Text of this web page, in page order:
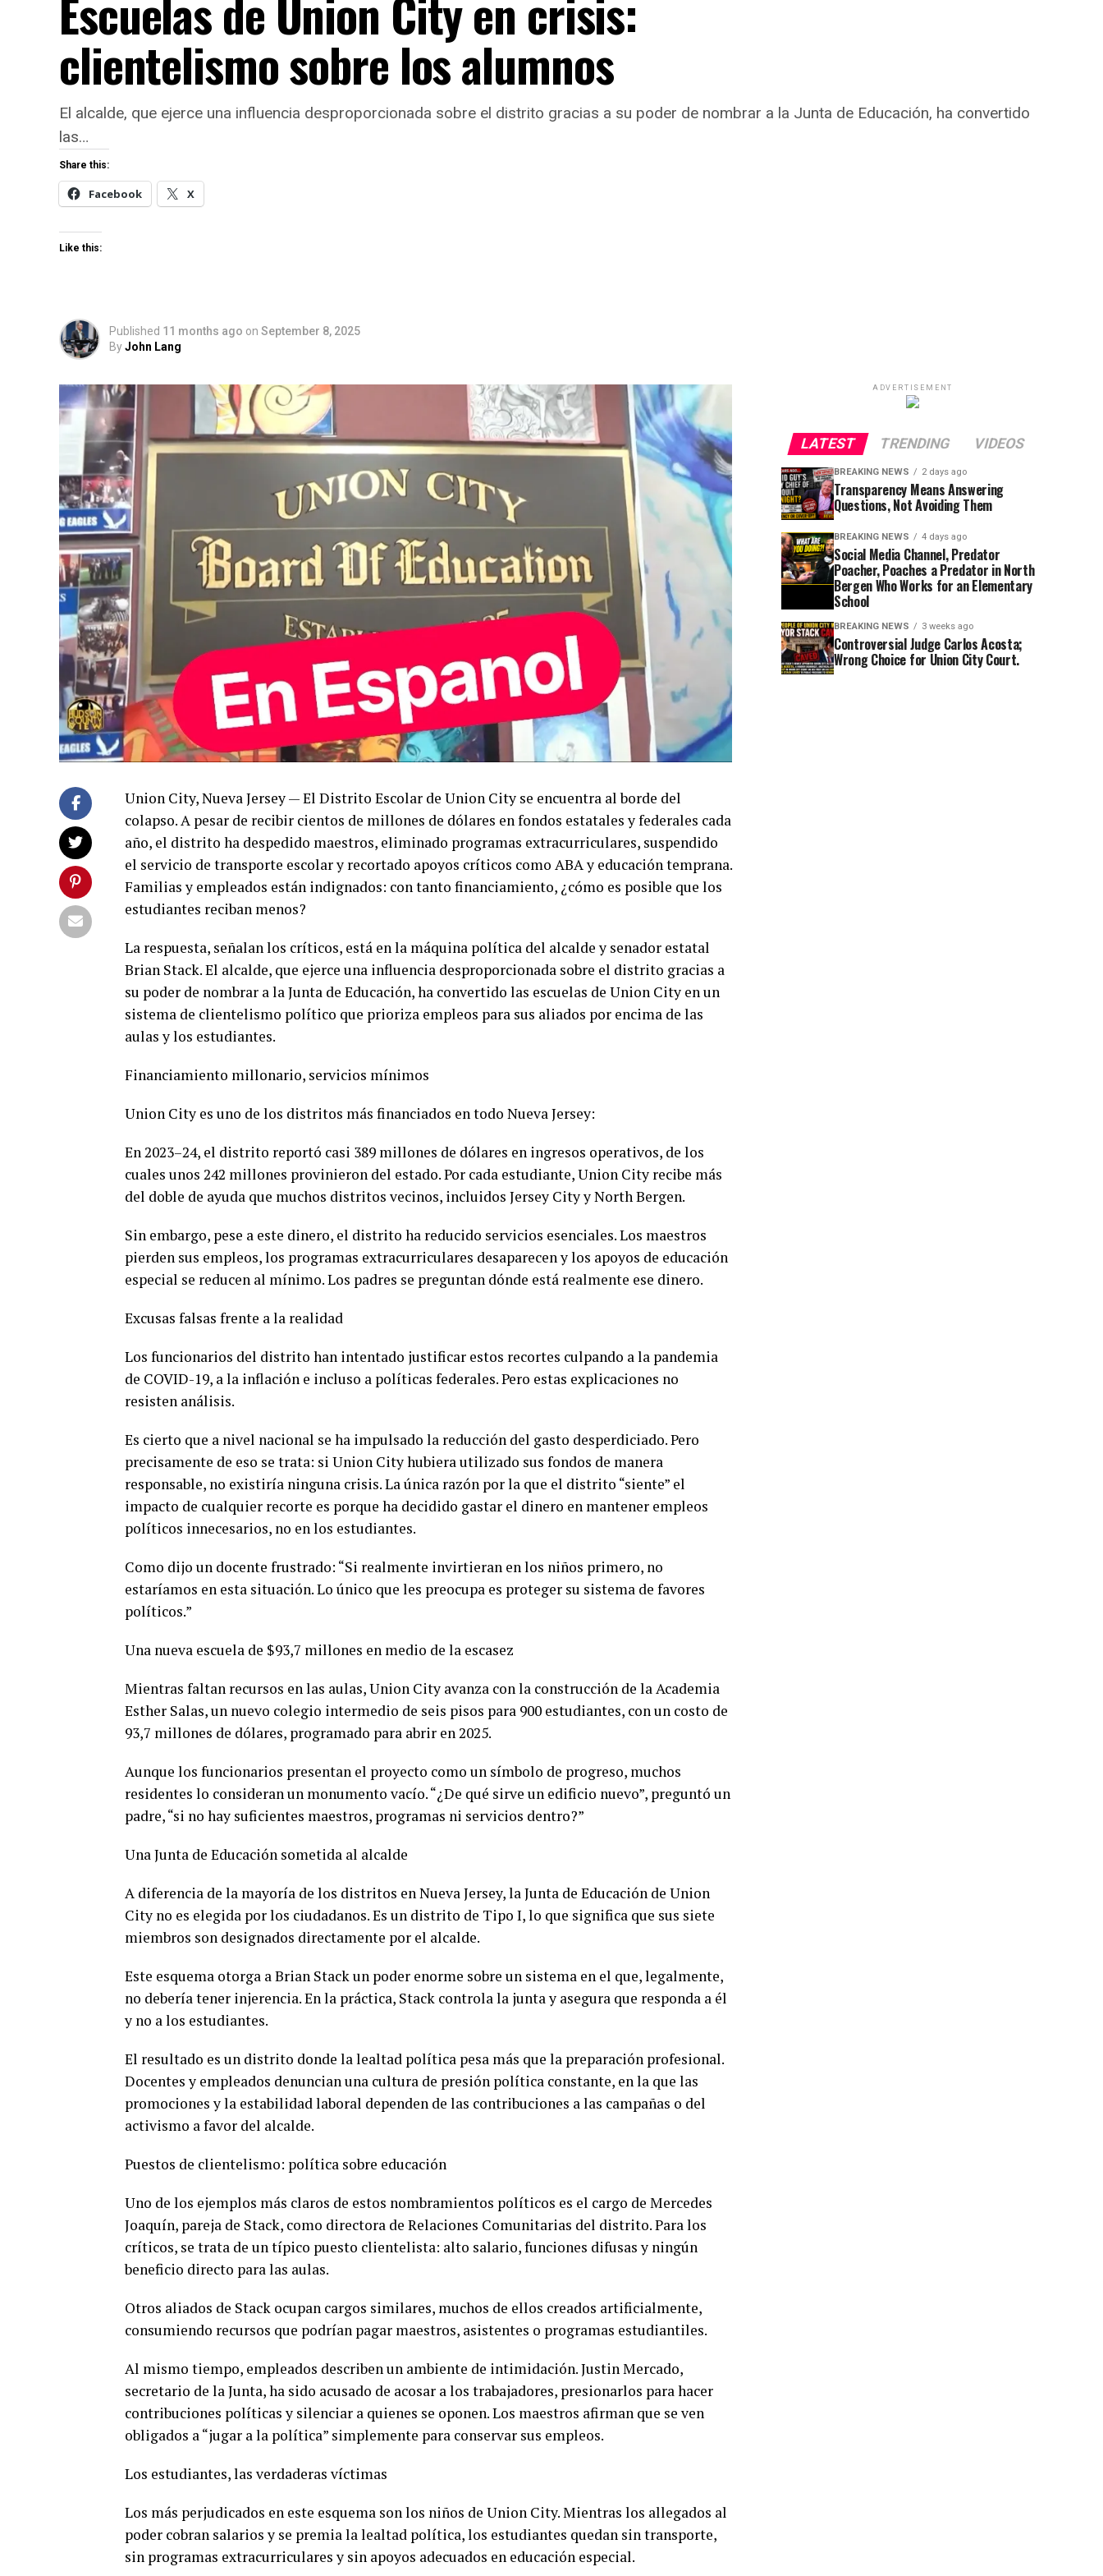
clientelismo sobre los alumnos
El alcalde, que ejerce una influencia desproporcionada sobre el distrito gracias a su poder de nombrar a la Junta de Educación, ha convertido
las…
Share this:
Facebook X
Like this:
Published 11 months ago on September 8, 2025
ByJohn Lang
Union City, Nueva Jersey — El Distrito Escolar de Union City se encuentra al borde del
colapso. A pesar de recibir cientos de millones de dólares en fondos estatales y federales cada
año, el distrito ha despedido maestros, eliminado programas extracurriculares, suspendido
el servicio de transporte escolar y recortado apoyos críticos como ABA y educación temprana.
Familias y empleados están indignados: con tanto financiamiento, ¿cómo es posible que los
estudiantes reciban menos?
La respuesta, señalan los críticos, está en la máquina política del alcalde y senador estatal
Brian Stack. El alcalde, que ejerce una influencia desproporcionada sobre el distrito gracias a
su poder de nombrar a la Junta de Educación, ha convertido las escuelas de Union City en un
sistema de clientelismo político que prioriza empleos para sus aliados por encima de las
aulas y los estudiantes.
Financiamiento millonario, servicios mínimos
Union City es uno de los distritos más financiados en todo Nueva Jersey:
En 2023–24, el distrito reportó casi 389 millones de dólares en ingresos operativos, de los
cuales unos 242 millones provinieron del estado. Por cada estudiante, Union City recibe más
del doble de ayuda que muchos distritos vecinos, incluidos Jersey City y North Bergen.
Sin embargo, pese a este dinero, el distrito ha reducido servicios esenciales. Los maestros
pierden sus empleos, los programas extracurriculares desaparecen y los apoyos de educación
especial se reducen al mínimo. Los padres se preguntan dónde está realmente ese dinero.
Excusas falsas frente a la realidad
Los funcionarios del distrito han intentado justificar estos recortes culpando a la pandemia
de COVID-19, a la inflación e incluso a políticas federales. Pero estas explicaciones no
resisten análisis.
Es cierto que a nivel nacional se ha impulsado la reducción del gasto desperdiciado. Pero
precisamente de eso se trata: si Union City hubiera utilizado sus fondos de manera
responsable, no existiría ninguna crisis. La única razón por la que el distrito “siente” el
impacto de cualquier recorte es porque ha decidido gastar el dinero en mantener empleos
políticos innecesarios, no en los estudiantes.
Como dijo un docente frustrado: “Si realmente invirtieran en los niños primero, no
estaríamos en esta situación. Lo único que les preocupa es proteger su sistema de favores
políticos.”
Una nueva escuela de $93,7 millones en medio de la escasez
Mientras faltan recursos en las aulas, Union City avanza con la construcción de la Academia
Esther Salas, un nuevo colegio intermedio de seis pisos para 900 estudiantes, con un costo de
93,7 millones de dólares, programado para abrir en 2025.
Aunque los funcionarios presentan el proyecto como un símbolo de progreso, muchos
residentes lo consideran un monumento vacío. “¿De qué sirve un edificio nuevo”, preguntó un
padre, “si no hay suficientes maestros, programas ni servicios dentro?”
Una Junta de Educación sometida al alcalde
A diferencia de la mayoría de los distritos en Nueva Jersey, la Junta de Educación de Union
City no es elegida por los ciudadanos. Es un distrito de Tipo I, lo que significa que sus siete
miembros son designados directamente por el alcalde.
Este esquema otorga a Brian Stack un poder enorme sobre un sistema en el que, legalmente,
no debería tener injerencia. En la práctica, Stack controla la junta y asegura que responda a él
y no a los estudiantes.
El resultado es un distrito donde la lealtad política pesa más que la preparación profesional.
Docentes y empleados denuncian una cultura de presión política constante, en la que las
promociones y la estabilidad laboral dependen de las contribuciones a las campañas o del
activismo a favor del alcalde.
Puestos de clientelismo: política sobre educación
Uno de los ejemplos más claros de estos nombramientos políticos es el cargo de Mercedes
Joaquín, pareja de Stack, como directora de Relaciones Comunitarias del distrito. Para los
críticos, se trata de un típico puesto clientelista: alto salario, funciones difusas y ningún
beneficio directo para las aulas.
Otros aliados de Stack ocupan cargos similares, muchos de ellos creados artificialmente,
consumiendo recursos que podrían pagar maestros, asistentes o programas estudiantiles.
Al mismo tiempo, empleados describen un ambiente de intimidación. Justin Mercado,
secretario de la Junta, ha sido acusado de acosar a los trabajadores, presionarlos para hacer
contribuciones políticas y silenciar a quienes se oponen. Los maestros afirman que se ven
obligados a “jugar a la política” simplemente para conservar sus empleos.
Los estudiantes, las verdaderas víctimas
Los más perjudicados en este esquema son los niños de Union City. Mientras los allegados al
poder cobran salarios y se premia la lealtad política, los estudiantes quedan sin transporte,
sin programas extracurriculares y sin apoyos adecuados en educación especial.
ADVERTISEMENT
LATEST TRENDING VIDEOS
BREAKING NEWS 2 days ago
Transparency Means Answering
Questions, Not Avoiding Them
BREAKING NEWS 4 days ago
Social Media Channel, Predator
Poacher, Poaches a Predator in North
Bergen Who Works for an Elementary
School
BREAKING NEWS 3 weeks ago
Controversial Judge Carlos Acosta;
Wrong Choice for Union City Court.